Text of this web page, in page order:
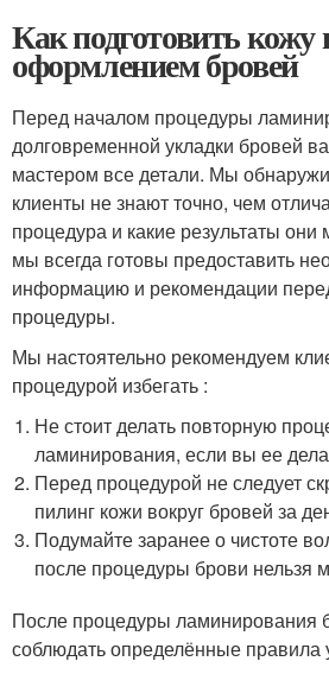
Как подготовить кожу
оформлением бровей
Перед началом процедуры
долговременной укладки бровей
мастером все детали. Мы
клиенты не знают точно, чем
процедура и какие результаты они
мы всегда готовы предоставить
информацию и рекомендации
процедуры.
Мы настоятельно рекомендуем
процедурой избегать :
Не стоит делать повторную
ламинирования, если вы ее
Перед процедурой не следует
пилинг кожи вокруг бровей за
Подумайте заранее о чистоте
после процедуры брови нельзя
После процедуры ламинирования
соблюдать определённые правила